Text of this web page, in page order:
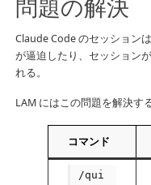
問題の解決
Claude Code のセッション
が逼迫したり、セッション
れる。
LAM にはこの問題を解決す
コマンド
/qui